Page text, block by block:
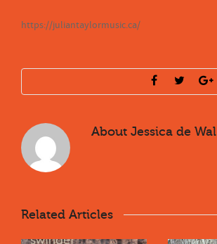
https://juliantaylormusic.ca/
About Jessica de Wal
Related Articles